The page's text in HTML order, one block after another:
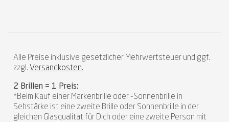
Alle Preise inklusive gesetzlicher Mehrwertsteuer und ggf.
zzgl. Versandkosten.
2 Brillen = 1 Preis:
*Beim Kauf einer Markenbrille oder -Sonnenbrille in
Sehstärke ist eine zweite Brille oder Sonnenbrille in der
gleichen Glasqualität für Dich oder eine zweite Person mit